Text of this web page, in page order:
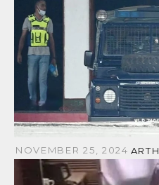
NOVEMBER 25, 2024